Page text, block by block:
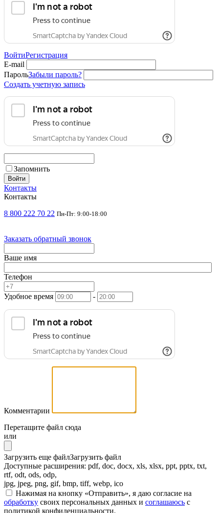
ВойтиРегистрация
E-mail
ПарольЗабыли пароль?
Создать учетную запись
Запомнить
Войти
Контакты
Контакты
8 800 222 70 22 Пн-Пт: 9:00-18:00
Заказать обратный звонок
Ваше имя
Телефон
Удобное время -
Комментарии
Перетащите файл сюда
или
Загрузить еще файлЗагрузить файл
Доступные расширения: pdf, doc, docx, xls, xlsx, ppt, pptx, txt,
rtf, odt, ods, odp,
jpg, jpeg, png, gif, bmp, tiff, webp, ico
Нажимая на кнопку «Отправить», я даю согласие на
обработку своих персональных данных и соглашаюсь с
политикой конфиденциальности.